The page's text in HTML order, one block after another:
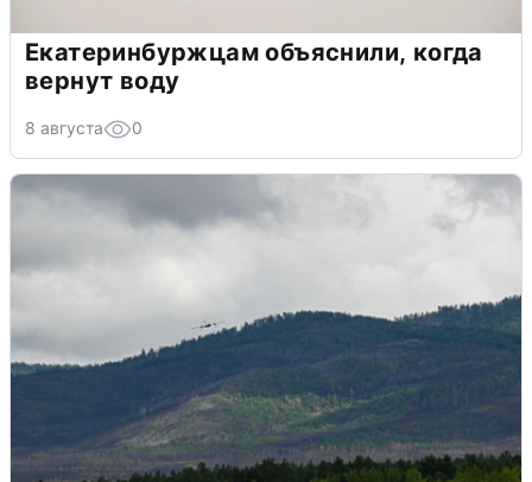
Екатеринбуржцам объяснили, когда
вернут воду
8 августа 0